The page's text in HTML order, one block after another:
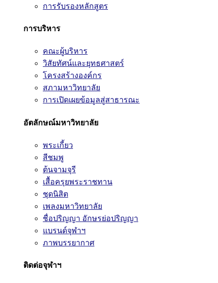
การรับรองหลักสูตร
การบริหาร
คณะผู้บริหาร
วิสัยทัศน์และยุทธศาสตร์
โครงสร้างองค์กร
สภามหาวิทยาลัย
การเปิดเผยข้อมูลสู่สาธารณะ
อัตลักษณ์มหาวิทยาลัย
พระเกี้ยว
สีชมพู
ต้นจามจุรี
เสื้อครุยพระราชทาน
ชุดนิสิต
เพลงมหาวิทยาลัย
ชื่อปริญญา อักษรย่อปริญญา
แบรนด์จุฬาฯ
ภาพบรรยากาศ
ติดต่อจุฬาฯ